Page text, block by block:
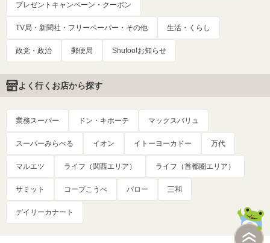
プレゼントキャンペーン・クーポン
TV局・新聞社・フリーペーパー・その他 生活・くらし
政党・政治 郵便局 Shufoo!お知らせ
よく行くお店から探す
業務スーパー ドン・キホーテ マックスバリュ
スーパーみらべる イオン イトーヨーカドー 万代
マルエツ ライフ（関西エリア） ライフ（首都圏エリア）
サミット コープこうべ バロー 三和
デイリーカナート